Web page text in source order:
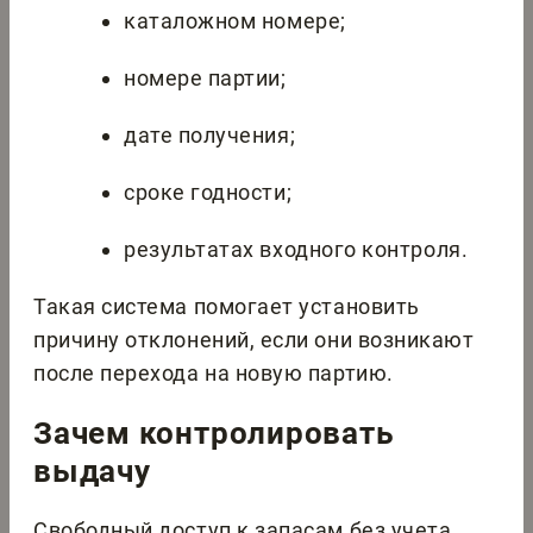
каталожном номере;
номере партии;
дате получения;
сроке годности;
результатах входного контроля.
Такая система помогает установить
причину отклонений, если они возникают
после перехода на новую партию.
Зачем контролировать
выдачу